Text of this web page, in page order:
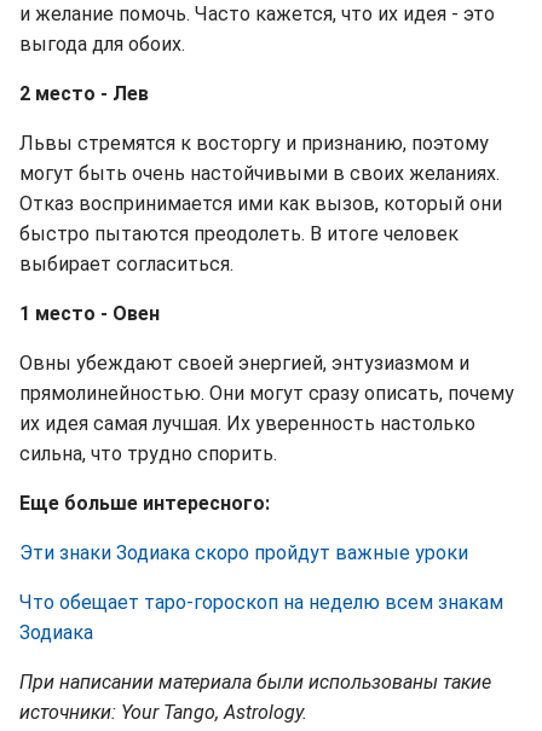
и желание помочь. Часто кажется, что их идея - это
выгода для обоих.
2 место - Лев
Львы стремятся к восторгу и признанию, поэтому
могут быть очень настойчивыми в своих желаниях.
Отказ воспринимается ими как вызов, который они
быстро пытаются преодолеть. В итоге человек
выбирает согласиться.
1 место - Овен
Овны убеждают своей энергией, энтузиазмом и
прямолинейностью. Они могут сразу описать, почему
их идея самая лучшая. Их уверенность настолько
сильна, что трудно спорить.
Еще больше интересного:
Эти знаки Зодиака скоро пройдут важные уроки
Что обещает таро-гороскоп на неделю всем знакам
Зодиака
При написании материала были использованы такие
источники: Your Tango, Astrology.